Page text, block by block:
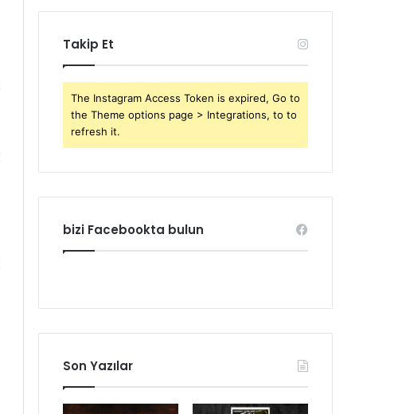
Takip Et
The Instagram Access Token is expired, Go to
the Theme options page > Integrations, to to
refresh it.
bizi Facebookta bulun
Son Yazılar